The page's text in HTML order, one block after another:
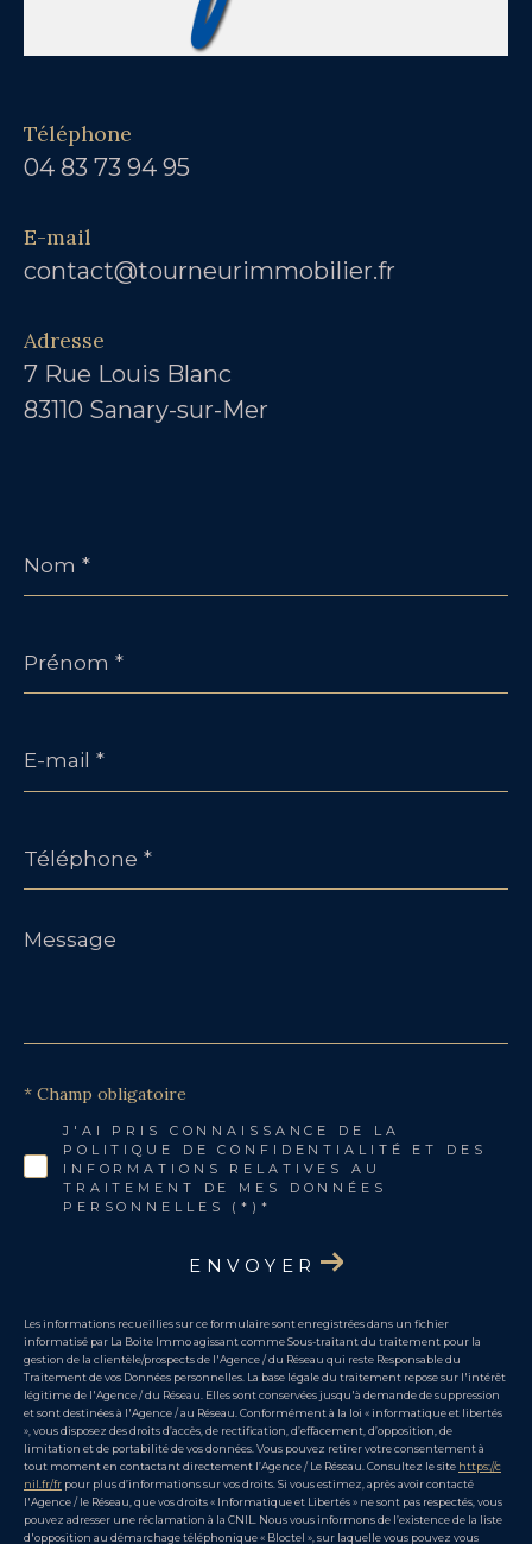
Téléphone
04 83 73 94 95
E-mail
contact@tourneurimmobilier.fr
Adresse
7 Rue Louis Blanc
83110 Sanary-sur-Mer
*
*
mail
*
*
Message
*
J'AI PRIS CONNAISSANCE DE LA
POLITIQUE DE CONFIDENTIALITÉ ET DES
INFORMATIONS RELATIVES AU
TRAITEMENT DE MES DONNÉES
PERSONNELLES (*)*
* Champ obligatoire
ENVOYER
Les informations recueillies sur ce formulaire sont enregistrées dans un fichier
informatisé par La Boite Immo agissant comme Sous-traitant du traitement pour la
gestion de la clientèle/prospects de l'Agence / du Réseau qui reste Responsable du
Traitement de vos Données personnelles. La base légale du traitement repose sur l'intérêt
légitime de l'Agence / du Réseau. Elles sont conservées jusqu'à demande de suppression
et sont destinées à l'Agence / au Réseau. Conformément à la loi « informatique et libertés
», vous disposez des droits d’accès, de rectification, d’effacement, d’opposition, de
limitation et de portabilité de vos données. Vous pouvez retirer votre consentement à
tout moment en contactant directement l’Agence / Le Réseau. Consultez le site https://c
nil.fr/fr pour plus d’informations sur vos droits. Si vous estimez, après avoir contacté
l'Agence / le Réseau, que vos droits « Informatique et Libertés » ne sont pas respectés, vous
pouvez adresser une réclamation à la CNIL. Nous vous informons de l’existence de la liste
d'opposition au démarchage téléphonique « Bloctel », sur laquelle vous pouvez vous